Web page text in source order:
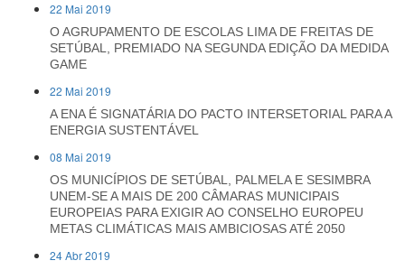
22 Mai 2019
O AGRUPAMENTO DE ESCOLAS LIMA DE FREITAS DE
SETÚBAL, PREMIADO NA SEGUNDA EDIÇÃO DA MEDIDA
GAME
22 Mai 2019
A ENA É SIGNATÁRIA DO PACTO INTERSETORIAL PARA A
ENERGIA SUSTENTÁVEL
08 Mai 2019
OS MUNICÍPIOS DE SETÚBAL, PALMELA E SESIMBRA
UNEM-SE A MAIS DE 200 CÂMARAS MUNICIPAIS
EUROPEIAS PARA EXIGIR AO CONSELHO EUROPEU
METAS CLIMÁTICAS MAIS AMBICIOSAS ATÉ 2050
24 Abr 2019